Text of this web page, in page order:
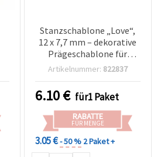
Stanzschablone „Love“,
12 x 7,7 mm – dekorative
Prägeschablone für
Scrapbooking &
Artikelnummer: 822837
6.10€ für1 Paket
RABATTE
FÜR MENGE
3.05 €- 50 % 2 Paket +